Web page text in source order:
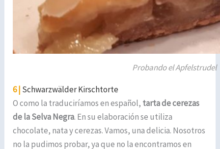
Probando el Apfelstrudel
6 | Schwarzwälder Kirschtorte
O como la traduciríamos en español, tarta de cerezas
de la Selva Negra. En su elaboración se utiliza
chocolate, nata y cerezas. Vamos, una delicia. Nosotros
no la pudimos probar, ya que no la encontramos en